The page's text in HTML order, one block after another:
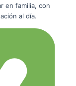
en familia, con
al día.